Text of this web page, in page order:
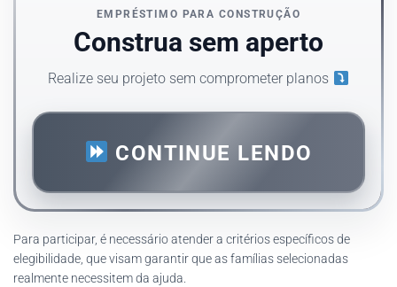
EMPRÉSTIMO PARA CONSTRUÇÃO
Construa sem aperto
Realize seu projeto sem comprometer planos
CONTINUE LENDO
Para participar, é necessário atender a critérios específicos de
elegibilidade, que visam garantir que as famílias selecionadas
realmente necessitem da ajuda.